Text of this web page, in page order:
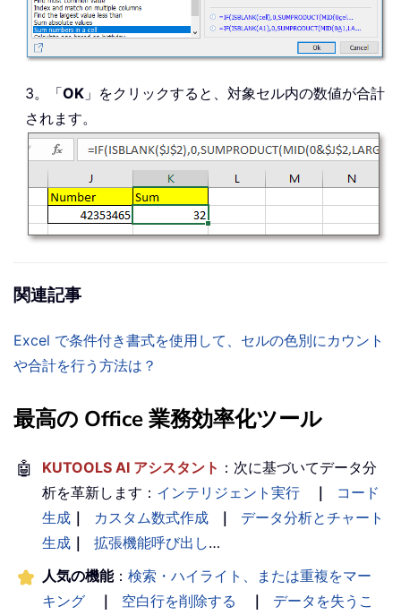
3。「OK 」をクリックすると、対象セル内の数値が合計
されます。
関連記事
Excel で条件付き書式を使用して、セルの色別にカウント
や合計を行う方法は？
最高の Office 業務効率化ツール
🤖 KUTOOLS AI アシスタント ：次に基づいてデータ分
析を革新します： インテリジェント実行 ｜
コード
生成 ｜ カスタム数式作成 ｜
データ分析とチャート
生成 ｜ 拡張機能呼び出し…
人気の機能： 検索・ハイライト、または重複をマー
キング
｜ 空白行を削除する ｜
データを失うこ